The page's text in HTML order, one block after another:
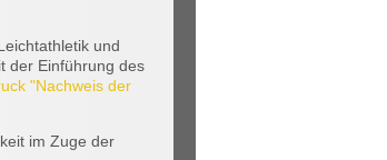
und
der Einführung des
"Nachweis der
im Zuge der